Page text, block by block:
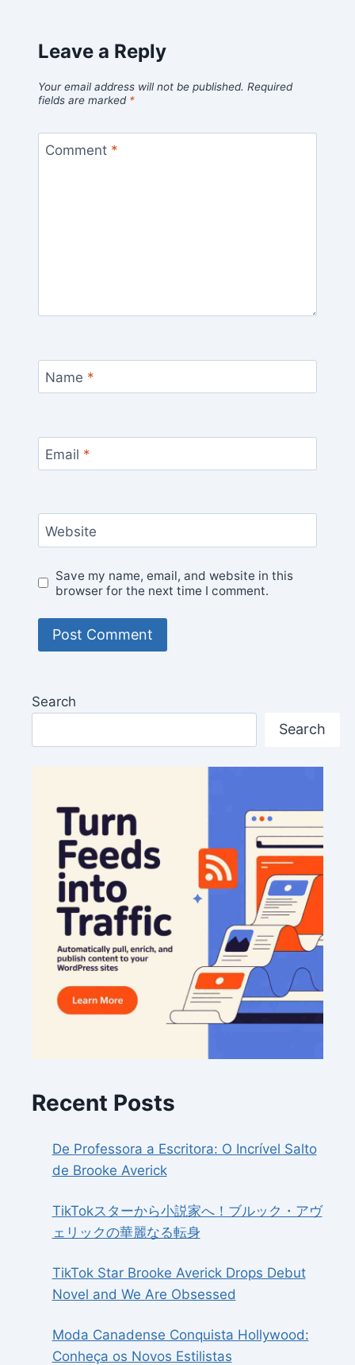
Leave a Reply
Your email address will not be published. Required
fields are marked *
Comment *
Name *
Email *
Website
Save my name, email, and website in this
browser for the next time I comment.
Search
Search
Recent Posts
De Professora a Escritora: O Incrível Salto
de Brooke Averick
TikTokスターから小説家へ！ブルック・アヴ
ェリックの華麗なる転身
TikTok Star Brooke Averick Drops Debut
Novel and We Are Obsessed
Moda Canadense Conquista Hollywood:
Conheça os Novos Estilistas